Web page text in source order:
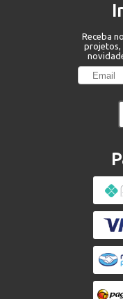
Receba
projetos,